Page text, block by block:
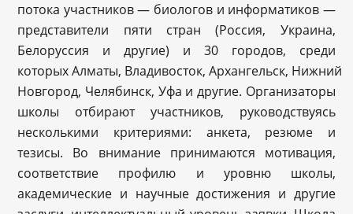
потока участников — биологов и информатиков —
представители пяти стран (Россия, Украина,
Белоруссия и другие) и 30 городов, среди
которых Алматы, Владивосток, Архангельск, Нижний
Новгород, Челябинск, Уфа и другие. Организаторы
школы отбирают участников, руководствуясь
несколькими критериями: анкета, резюме и
тезисы. Во внимание принимаются мотивация,
соответствие профилю и уровню школы,
академические и научные достижения и другие